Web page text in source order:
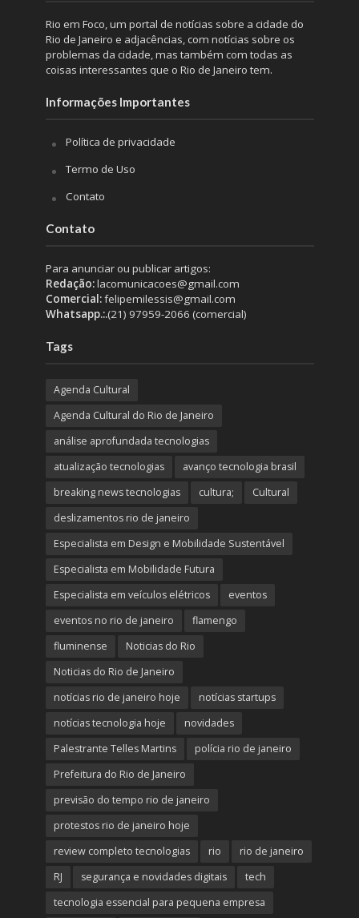
Rio em Foco, um portal de notícias sobre a cidade do
Rio de Janeiro e adjacências, com notícias sobre os
problemas da cidade, mas também com todas as
coisas interessantes que o Rio de Janeiro tem.
Informações Importantes
Política de privacidade
Termo de Uso
Contato
Contato
Para anunciar ou publicar artigos:
Redação:lacomunicacoes@gmail.com
Comercial:felipemilessis@gmail.com
Whatsapp.:.(21) 97959-2066 (comercial)
Tags
Agenda Cultural
Agenda Cultural do Rio de Janeiro
análise aprofundada tecnologias
atualização tecnologias
avanço tecnologia brasil
breaking news tecnologias
cultura;
Cultural
deslizamentos rio de janeiro
Especialista em Design e Mobilidade Sustentável
Especialista em Mobilidade Futura
Especialista em veículos elétricos
eventos
eventos no rio de janeiro
flamengo
fluminense
Noticias do Rio
Noticias do Rio de Janeiro
notícias rio de janeiro hoje
notícias startups
notícias tecnologia hoje
novidades
Palestrante Telles Martins
polícia rio de janeiro
Prefeitura do Rio de Janeiro
previsão do tempo rio de janeiro
protestos rio de janeiro hoje
review completo tecnologias
rio
rio de janeiro
RJ
segurança e novidades digitais
tech
tecnologia essencial para pequena empresa